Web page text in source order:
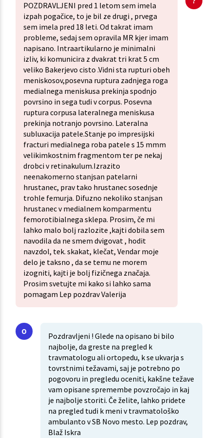
POZDRAVLJENI pred 1 letom sem imela
izpah pogačice, to je bil ze drugi , prvega
sem imela pred 18 leti. Od takrat imam
probleme, sedaj sem opravila MR kjer imam
napisano. Intraartikularno je minimalni
izliv, ki komunicira z dvakrat tri krat 5 cm
veliko Bakerjevo cisto .Vidni sta rupturi obeh
meniskosov,posevna ruptura zadnjega roga
medialnega meniskusa prekinja spodnjo
povrsino in sega tudi v corpus. Posevna
ruptura corpusa lateralnega meniskusa
prekinja notranjo povrsino. Lateralna
subluxacija patele.Stanje po impresijski
fracturi medialnega roba patele s 15 mmm
velikimkostnim fragmentom ter pe nekaj
drobci v retinakulum.Izrazito
neenakomerno stanjsan patelarni
hrustanec, prav tako hrustanec sosednje
trohle femurja. Difuzno nekoliko stanjsan
hrustanec v medialnem komparmentu
femorotibialnega sklepa. Prosim, če mi
lahko malo bolj razlozite ,kajti dobila sem
navodila da ne smem dvigovat , hodit
navzdol, tek. skakat, klečat, Vendar moje
delo je taksno , da se temu ne morem
izogniti, kajti je bolj fizičnega značaja.
Prosim svetujte mi kako si lahko sama
pomagam Lep pozdrav Valerija
Pozdravljeni ! Glede na opisano bi bilo
najbolje, da greste na pregled k
travmatologu ali ortopedu, k se ukvarja s
tovrstnimi težavami, saj je potrebno po
pogovoru in pregledu oceniti, kakšne težave
vam opisane spremembe povzročajo in kaj
je najbolje storiti. Če želite, lahko pridete
na pregled tudi k meni v travmatološko
ambulanto v SB Novo mesto. Lep pozdrav,
Blaž Iskra